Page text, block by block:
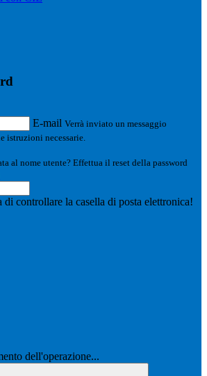
E-mail Verrà inviato un messaggio
istruzioni necessarie.
al nome utente? Effettua il reset della password
controllare la casella di posta elettronica!
dell'operazione...